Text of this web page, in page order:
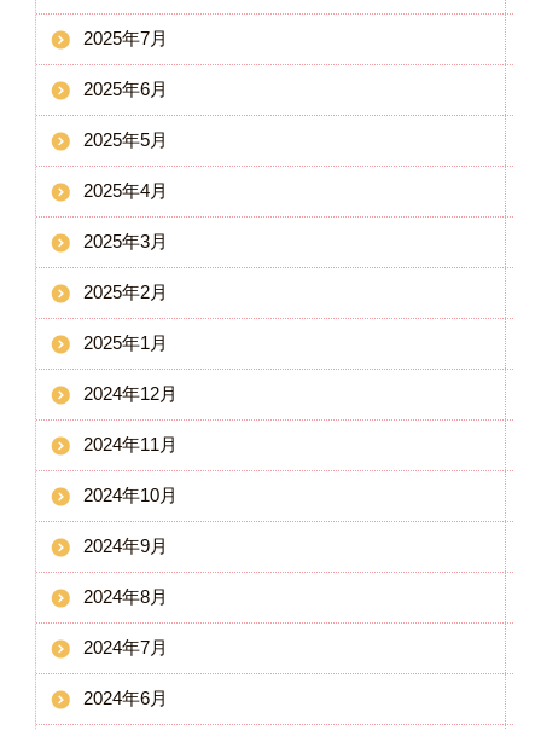
2025年7月
2025年6月
2025年5月
2025年4月
2025年3月
2025年2月
2025年1月
2024年12月
2024年11月
2024年10月
2024年9月
2024年8月
2024年7月
2024年6月